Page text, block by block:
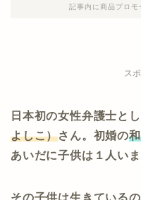
記事内に商品プロモ
ス
日本初の女性弁護士と
よしこ）さん。初婚の
あいだに子供は１人いま